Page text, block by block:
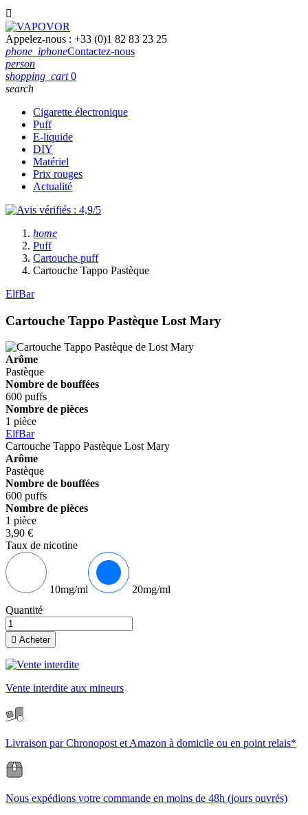

Appelez-nous : +33 (0)1 82 83 23 25
phone_iphoneContactez-nous
person
shopping_cart 0
search
Cigarette électronique
Puff
E-liquide
DIY
Matériel
Prix rouges
Actualité
home
Puff
Cartouche puff
Cartouche Tappo Pastèque
ElfBar
Cartouche Tappo Pastèque Lost Mary
Arôme
Pastèque
Nombre de bouffées
600 puffs
Nombre de pièces
1 pièce
ElfBar
Cartouche Tappo Pastèque Lost Mary
Arôme
Pastèque
Nombre de bouffées
600 puffs
Nombre de pièces
1 pièce
3,90 €
Taux de nicotine
10mg/ml
20mg/ml
Quantité
 Acheter
Vente interdite aux mineurs
Livraison par Chronopost et Amazon à domicile ou en point relais*
Nous expédions votre commande en moins de 48h (jours ouvrés)